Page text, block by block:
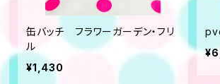
缶バッチ フラワーガーデン・フリ
ル
¥1,430